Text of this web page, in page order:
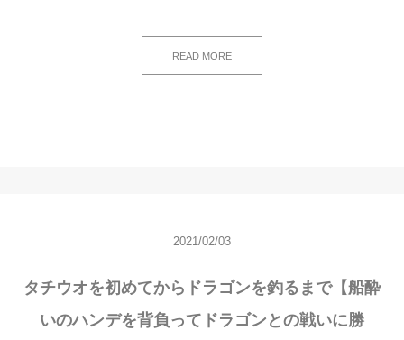
READ MORE
2021/02/03
タチウオを初めてからドラゴンを釣るまで【船酔
いのハンデを背負ってドラゴンとの戦いに勝